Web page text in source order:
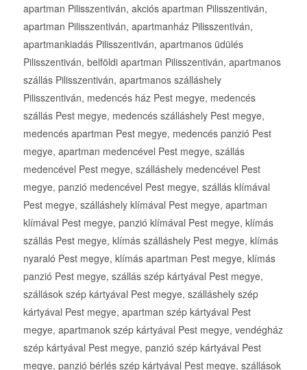
apartman Pilisszentiván, akciós apartman Pilisszentiván,
apartman Pilisszentiván, apartmanház Pilisszentiván,
apartmankiadás Pilisszentiván, apartmanos üdülés
Pilisszentiván, belföldi apartman Pilisszentiván, apartmanos
szállás Pilisszentiván, apartmanos szálláshely
Pilisszentiván, medencés ház Pest megye, medencés
szállás Pest megye, medencés szálláshely Pest megye,
medencés apartman Pest megye, medencés panzió Pest
megye, apartman medencével Pest megye, szállás
medencével Pest megye, szálláshely medencével Pest
megye, panzió medencével Pest megye, szállás klímával
Pest megye, szálláshely klímával Pest megye, apartman
klímával Pest megye, panzió klímával Pest megye, klímás
szállás Pest megye, klímás szálláshely Pest megye, klímás
nyaraló Pest megye, klímás apartman Pest megye, klímás
panzió Pest megye, szállás szép kártyával Pest megye,
szállások szép kártyával Pest megye, szálláshely szép
kártyával Pest megye, apartman szép kártyával Pest
megye, apartmanok szép kártyával Pest megye, vendégház
szép kártyával Pest megye, panzió szép kártyával Pest
megye, panzió bérlés szép kártyával Pest megye, szállások